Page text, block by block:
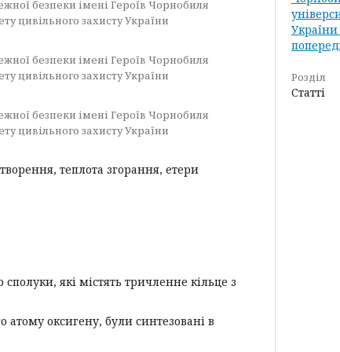
безпеки імені Героїв Чорнобиля
цивільного захисту України
безпеки імені Героїв Чорнобиля
цивільного захисту України
безпеки імені Героїв Чорнобиля
цивільного захисту України
теплота згорання, етери
сполуки, які містять тричленне кільце з
атому оксигену, були синтезовані в
України
Розділ
Статті